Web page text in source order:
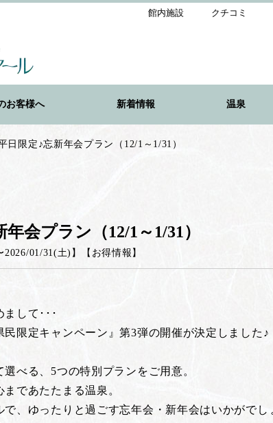
館内施設 クチコミ
お客様へ 新着情報 温泉
日限定♪忘新年会プラン（12/1～1/31）
会プラン（12/1～1/31）
2026/01/31(土) 】 【 お得情報 】
まして･･･
民限定キャンペーン』第3弾の開催が決定しました♪
べる、5つの特別プランをご用意。
であたたまる温泉。
、ゆったりと過ごす忘年会・新年会はいかがでし